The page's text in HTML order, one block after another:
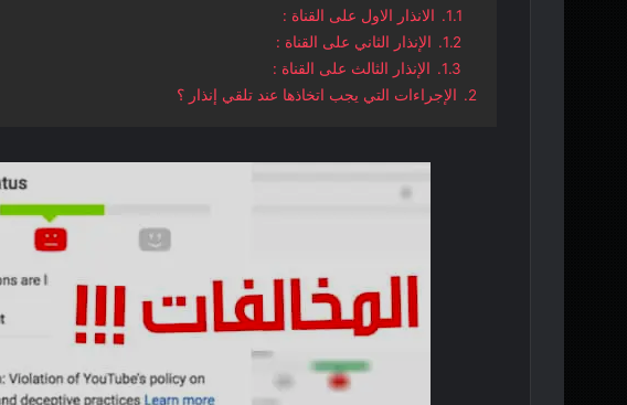
1.1.
الانذار الاول على القناة :
1.2.
الإنذار الثاني على القناة :
1.3.
الإنذار الثالث على القناة :
2.
الإجراءات التي يجب اتخاذها عند تلقي إنذار ؟